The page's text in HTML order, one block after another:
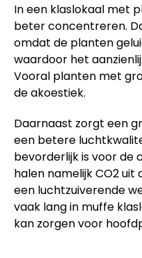
In een klaslokaal met
beter concentreren.
omdat de planten
waardoor het
Vooral planten met
de akoestiek.
Daarnaast zorgt een
een betere
bevorderlijk is voor
halen namelijk CO2
een luchtzuiverende
vaak lang in muffe
kan zorgen voor